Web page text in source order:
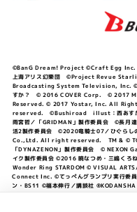
©BanG Dream! Project ©Craft Egg Inc.
上海アリス幻樂団 ©Project Revue
Broadcasting System Television, Inc.
すか？ © 2016 COVER Corp. © 2017
Reserved. © 2017 Yostar, Inc. All
reserved. ©Bushiroad illust：西あす
雨宮哲／「GRIDMAN」製作委員会 ©長月
活2製作委員会 ©2020竜騎士07／ひぐらし
Co.,Ltd. All right reserved. TM & ©
「DYNAZENON」製作委員会 © NEXON
イク製作委員会 ©2016 暁なつめ・三嶋くろ
Wonder Ring STARDOM © VISUAL
Connect Inc. ©てっぺんグランプリ実行委
ン・BS11 ©福本伸行／講談社